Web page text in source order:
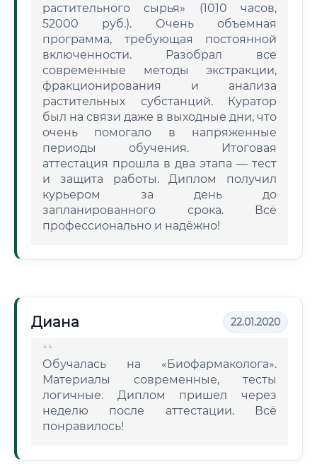
растительного сырья» (1010 часов,
52000 руб.). Очень объемная
программа, требующая постоянной
включенности. Разобрал все
современные методы экстракции,
фракционирования и анализа
растительных субстанций. Куратор
был на связи даже в выходные дни, что
очень помогало в напряженные
периоды обучения. Итоговая
аттестация прошла в два этапа — тест
и защита работы. Диплом получил
курьером за день до
запланированного срока. Всё
профессионально и надёжно!
Диана 22.01.2020
Обучалась на «Биофармаколога».
Материалы современные, тесты
логичные. Диплом пришел через
неделю после аттестации. Всё
понравилось!